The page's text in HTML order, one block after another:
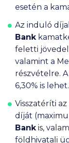
esetén a
Az induló
Bank
feletti
valamint a
részvételre.
6,30% is lehet.
Visszatéríti
díját
Bankis,
földhivatali